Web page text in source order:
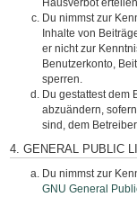
Hausverbot
Du nimmst zur
Inhalte von
er nicht zur
Benutzerkonto,
sperren.
Du gestattest dem
abzuändern,
sind, dem
4. GENERAL PUBLIC
Du nimmst zur
GNU General